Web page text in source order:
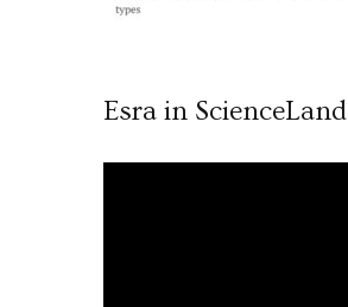
Esra in ScienceLand